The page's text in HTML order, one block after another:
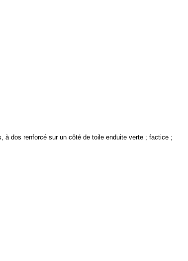
à dos renforcé sur un côté de toile enduite verte ; factice ;